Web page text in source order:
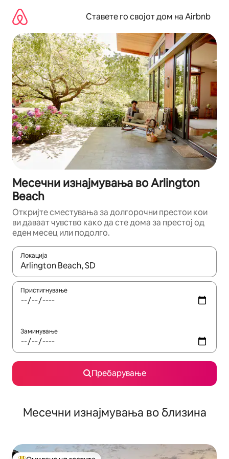
содржина
Ставете го својот дом на Airbnb
Месечни изнајмувања во Arlington
Beach
Откријте сместувања за долгорочни престои кои
ви даваат чувство како да сте дома за престој од
еден месец или подолго.
Локација
Кога резултатите се достапни, движете се со копчињата
Пристигнување
Заминување
Пребарување
Месечни изнајмувања во близина